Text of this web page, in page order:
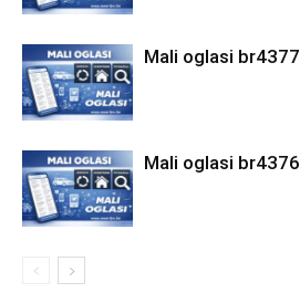
Mali oglasi br4377
Mali oglasi br4376